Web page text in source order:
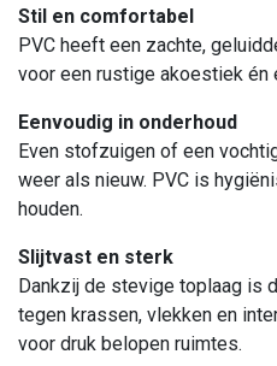
Stil en comfortabel
PVC heeft een zachte,
voor een rustige akoestiek
Eenvoudig in onderhoud
Even stofzuigen of een
weer als nieuw. PVC is
houden.
Slijtvast en sterk
Dankzij de stevige toplaag is
tegen krassen, vlekken en
voor druk belopen ruimtes.